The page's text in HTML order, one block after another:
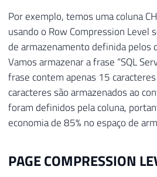
Por exemplo, temos uma coluna
usando o Row Compression Level
de armazenamento definida pelos
Vamos armazenar a frase “SQL
frase contem apenas 15
caracteres são armazenados ao
foram definidos pela coluna,
economia de 85% no espaço de
PAGE COMPRESSION